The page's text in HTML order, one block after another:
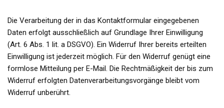
Die Verarbeitung der in das Kontaktformular eingegebenen
Daten erfolgt ausschließlich auf Grundlage Ihrer Einwilligung
(Art. 6 Abs. 1 lit. a DSGVO). Ein Widerruf Ihrer bereits erteilten
Einwilligung ist jederzeit möglich. Für den Widerruf genügt eine
formlose Mitteilung per E-Mail. Die Rechtmäßigkeit der bis zum
Widerruf erfolgten Datenverarbeitungsvorgänge bleibt vom
Widerruf unberührt.